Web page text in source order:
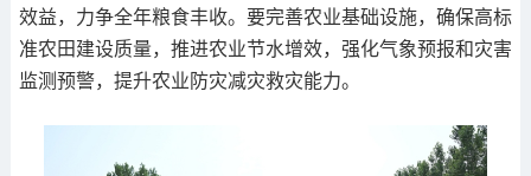
效益，力争全年粮食丰收。要完善农业基础设施，确保高标
准农田建设质量，推进农业节水增效，强化气象预报和灾害
监测预警，提升农业防灾减灾救灾能力。